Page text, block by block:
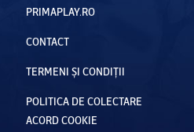
PRIMAPLAY.RO
CONTACT
TERMENI ȘI CONDIȚII
POLITICA DE COLECTARE
ACORD COOKIE